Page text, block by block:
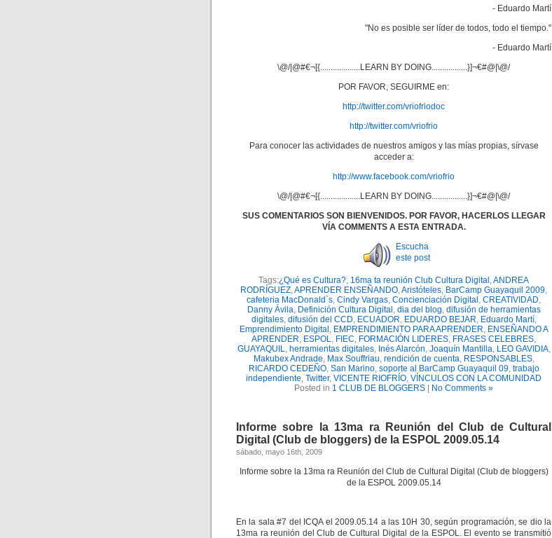
- Eduardo Martí
"No es posible ser líder de todos, todo el tiempo."
- Eduardo Martí
\@/|@#€¬[{...................LEARN BY DOING.................}]¬€#@|\@/
POR FAVOR, SEGUIRME en:
http://twitter.com/vriofriodoc
http://twitter.com/vriofrio
Para conocer las actividades de nuestros amigos y las mías propias, sírvase
acceder a:
http://www.facebook.com/vriofrio
\@/|@#€¬[{...................LEARN BY DOING.................}]¬€#@|\@/
SUS COMENTARIOS SON BIENVENIDOS. POR FAVOR, HACERLOS LLEGAR
VÍA COMMENTS A ESTA ENTRADA.
Escucha
este post
Tags:¿Qué es Cultura?, 16ma ta reunión Club Cultura Digital ,ANDREA
RODRÍGUEZ,APRENDER ENSEÑANDO,Aristóteles, BarCamp Guayaquil 2009,
cafeteria MacDonald`s, Cindy Vargas, Concienciación Digital , CREATIVIDAD,
Danny Ávila, Definición Cultura Digital , dia del blog, difusión de herramientas
digitales, difusión del CCD, ECUADOR, EDUARDO BEJAR, Eduardo Martí,
Emprendimiento Digital , EMPRENDIMIENTO PARA APRENDER, ENSEÑANDO A
APRENDER, ESPOL, FIEC, FORMACIÓN LIDERES, FRASES CELEBRES,
GUAYAQUIL, herramientas digitales, Inés Alarcón, Joaquín Mantilla, LEO GAVIDIA,
Makubex Andrade, Max Souffriau, rendición de cuenta, RESPONSABLES,
RICARDO CEDEÑO, San Marino, soporte al BarCamp Guayaquil 09, trabajo
independiente, Twitter, VICENTE RIOFRÍO, VÍNCULOS CON LA COMUNIDAD
Posted in 1 CLUB DE BLOGGERS No Comments »
Informe sobre la 13ma ra Reunión del Club de Cultural
Digital (Club de bloggers) de la ESPOL 2009.05.14
sábado, mayo 16th, 2009
Informe sobre la 13ma ra Reunión del Club de Cultural Digital (Club de bloggers)
de la ESPOL 2009.05.14
En la sala #7 del ICQA el 2009.05.14 a las 10H 30, según programación, se dio la
13ma ra reunión del Club de Cultural Digital de la ESPOL. El evento se transmitió